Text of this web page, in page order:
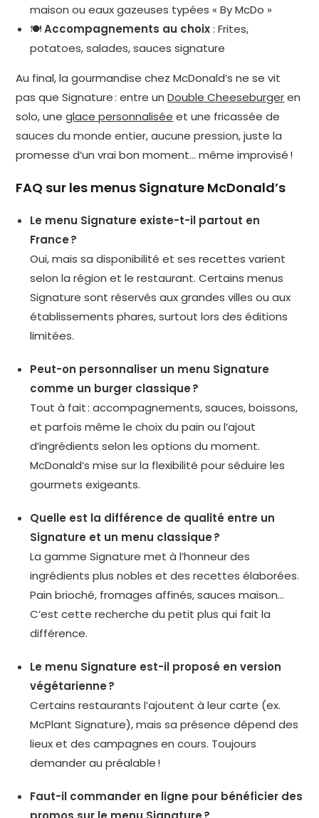
maison ou eaux gazeuses typées « By McDo »
🍽️Accompagnements au choix: Frites,
potatoes, salades, sauces signature
Au final, la gourmandise chez McDonald’s ne se vit
pas que Signature : entre unDouble Cheeseburgeren
solo, uneglace personnalisée et une fricassée de
sauces du monde entier, aucune pression, juste la
promesse d’un vrai bon moment… même improvisé !
FAQ sur les menus Signature McDonald’s
Le menu Signature existe-t-il partout en
France ?
Oui, mais sa disponibilité et ses recettes varient
selon la région et le restaurant. Certains menus
Signature sont réservés aux grandes villes ou aux
établissements phares, surtout lors des éditions
limitées.
Peut-on personnaliser un menu Signature
comme un burger classique ?
Tout à fait : accompagnements, sauces, boissons,
et parfois même le choix du pain ou l’ajout
d’ingrédients selon les options du moment.
McDonald’s mise sur la flexibilité pour séduire les
gourmets exigeants.
Quelle est la différence de qualité entre un
Signature et un menu classique ?
La gamme Signature met à l’honneur des
ingrédients plus nobles et des recettes élaborées.
Pain brioché, fromages affinés, sauces maison…
C’est cette recherche du petit plus qui fait la
différence.
Le menu Signature est-il proposé en version
végétarienne ?
Certains restaurants l’ajoutent à leur carte (ex.
McPlant Signature), mais sa présence dépend des
lieux et des campagnes en cours. Toujours
demander au préalable !
Faut-il commander en ligne pour bénéficier des